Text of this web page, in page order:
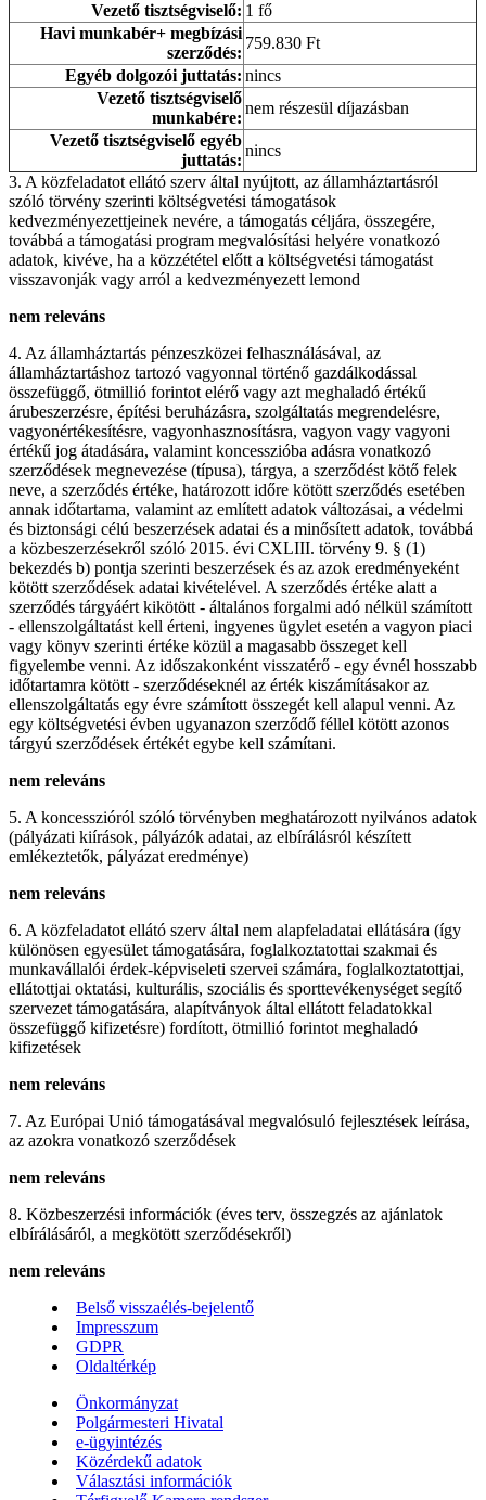
Vezető tisztségviselő: 1 fő
Havi munkabér+ megbízási
szerződés:
759.830 Ft
Egyéb dolgozói juttatás: nincs
Vezető tisztségviselő
munkabére:
nem részesül díjazásban
Vezető tisztségviselő egyéb
juttatás:
nincs
3. A közfeladatot ellátó szerv által nyújtott, az államháztartásról
szóló törvény szerinti költségvetési támogatások
kedvezményezettjeinek nevére, a támogatás céljára, összegére,
továbbá a támogatási program megvalósítási helyére vonatkozó
adatok, kivéve, ha a közzététel előtt a költségvetési támogatást
visszavonják vagy arról a kedvezményezett lemond
nem releváns
4. Az államháztartás pénzeszközei felhasználásával, az
államháztartáshoz tartozó vagyonnal történő gazdálkodással
összefüggő, ötmillió forintot elérő vagy azt meghaladó értékű
árubeszerzésre, építési beruházásra, szolgáltatás megrendelésre,
vagyonértékesítésre, vagyonhasznosításra, vagyon vagy vagyoni
értékű jog átadására, valamint koncesszióba adásra vonatkozó
szerződések megnevezése (típusa), tárgya, a szerződést kötő felek
neve, a szerződés értéke, határozott időre kötött szerződés esetében
annak időtartama, valamint az említett adatok változásai, a védelmi
és biztonsági célú beszerzések adatai és a minősített adatok, továbbá
a közbeszerzésekről szóló 2015. évi CXLIII. törvény 9. § (1)
bekezdés b) pontja szerinti beszerzések és az azok eredményeként
kötött szerződések adatai kivételével. A szerződés értéke alatt a
szerződés tárgyáért kikötött - általános forgalmi adó nélkül számított
- ellenszolgáltatást kell érteni, ingyenes ügylet esetén a vagyon piaci
vagy könyv szerinti értéke közül a magasabb összeget kell
figyelembe venni. Az időszakonként visszatérő - egy évnél hosszabb
időtartamra kötött - szerződéseknél az érték kiszámításakor az
ellenszolgáltatás egy évre számított összegét kell alapul venni. Az
egy költségvetési évben ugyanazon szerződő féllel kötött azonos
tárgyú szerződések értékét egybe kell számítani.
nem releváns
5. A koncesszióról szóló törvényben meghatározott nyilvános adatok
(pályázati kiírások, pályázók adatai, az elbírálásról készített
emlékeztetők, pályázat eredménye)
nem releváns
6. A közfeladatot ellátó szerv által nem alapfeladatai ellátására (így
különösen egyesület támogatására, foglalkoztatottai szakmai és
munkavállalói érdek-képviseleti szervei számára, foglalkoztatottjai,
ellátottjai oktatási, kulturális, szociális és sporttevékenységet segítő
szervezet támogatására, alapítványok által ellátott feladatokkal
összefüggő kifizetésre) fordított, ötmillió forintot meghaladó
kifizetések
nem releváns
7. Az Európai Unió támogatásával megvalósuló fejlesztések leírása,
az azokra vonatkozó szerződések
nem releváns
8. Közbeszerzési információk (éves terv, összegzés az ajánlatok
elbírálásáról, a megkötött szerződésekről)
nem releváns
Belső visszaélés-bejelentő
Impresszum
GDPR
Oldaltérkép
Önkormányzat
Polgármesteri Hivatal
e-ügyintézés
Közérdekű adatok
Választási információk